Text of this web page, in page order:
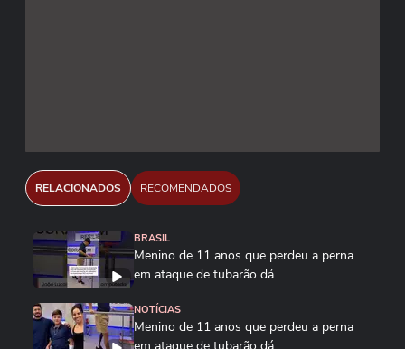
RELACIONADOS RECOMENDADOS
BRASIL
Menino de 11 anos que perdeu a perna
em ataque de tubarão dá...
NOTÍCIAS
Menino de 11 anos que perdeu a perna